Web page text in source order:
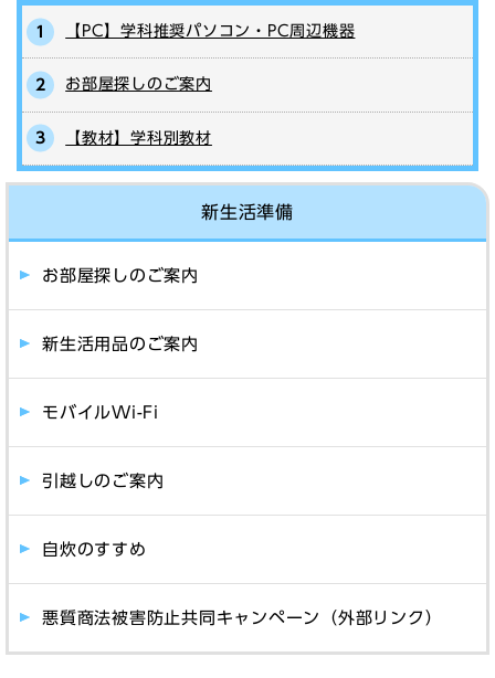
新生活準備
お部屋探しのご案内
新生活用品のご案内
モバイルWi-Fi
引越しのご案内
自炊のすすめ
悪質商法被害防止共同キャンペーン（外部リンク）
【PC】学科推奨パソコン・PC周辺機器
お部屋探しのご案内
【教材】学科別教材